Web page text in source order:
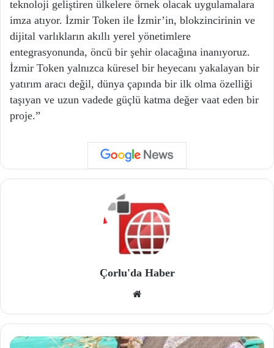
teknoloji geliştiren ülkelere örnek olacak uygulamalara
imza atıyor. İzmir Token ile İzmir’in, blokzincirinin ve
dijital varlıkların akıllı yerel yönetimlere
entegrasyonunda, öncü bir şehir olacağına inanıyoruz.
İzmir Token yalnızca küresel bir heyecanı yakalayan bir
yatırım aracı değil, dünya çapında bir ilk olma özelliği
taşıyan ve uzun vadede güçlü katma değer vaat eden bir
proje.”
Çorlu'da Haber
site
si